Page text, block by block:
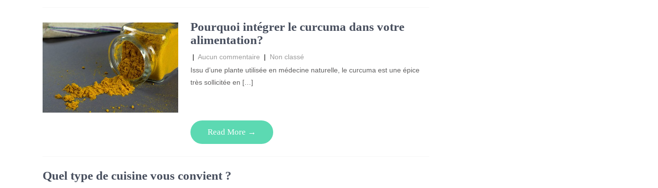
Pourquoi intégrer le curcuma dans votre
alimentation?
| Aucun commentaire | Non classé
Issu d’une plante utilisée en médecine naturelle, le curcuma est une épice
très sollicitée en […]
Read More →
Quel type de cuisine vous convient ?